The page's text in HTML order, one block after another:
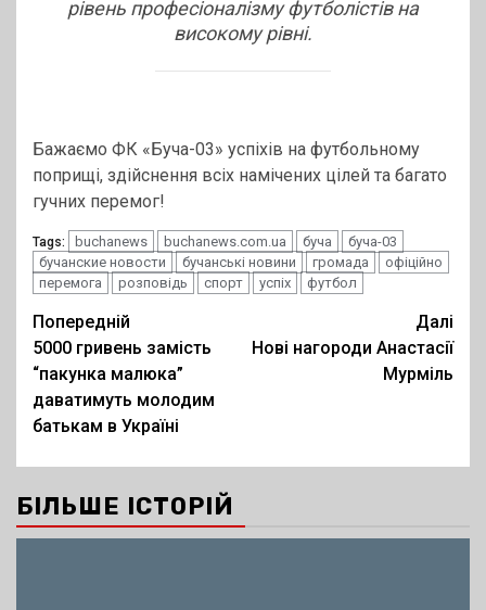
рівень професіоналізму футболістів на
високому рівні.
Бажаємо ФК «Буча-03» успіхів на футбольному
поприщі, здійснення всіх намічених цілей та багато
гучних перемог!
Tags: buchanews buchanews.com.ua буча
буча-03
бучанские новости
бучанські новини громада
офіційно
перемога
розповідь спорт успіх футбол
Post
navigation
Попередній
5000 гривень замість
“пакунка малюка”
даватимуть молодим
батькам в Україні
Далі
Нові нагороди Анастасії
Мурміль
БІЛЬШЕ ІСТОРІЙ